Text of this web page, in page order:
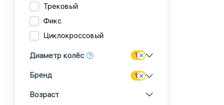
Трековый
Фикс
Циклокроссовый
Диаметр колёс 1
Бренд 1
Возраст